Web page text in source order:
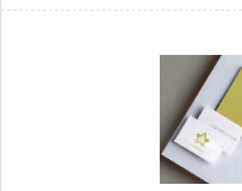
了，你的甲方才能真正满意。
制定好详细计划，分阶段实施设计